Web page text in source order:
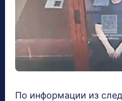
По информации из